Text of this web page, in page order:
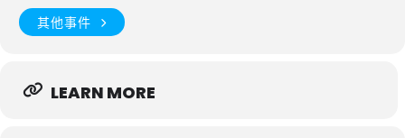
其他事件
LEARN MORE